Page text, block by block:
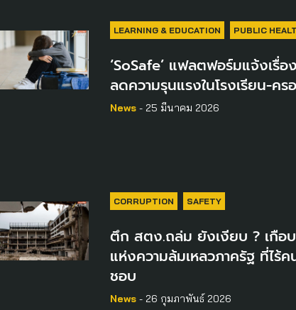
LEARNING & EDUCATION PUBLIC
‘SoSafe’ แฟลตฟอร์มแจ้งเรื่
ลดความรุนแรงในโรงเรียน-คร
News- 25 มีนาคม 2026
CORRUPTION SAFETY
ตึก สตง.ถล่ม ยังเงียบ ? เกือ
แห่งความล้มเหลวภาครัฐ ที่ไร้
ชอบ
News- 26 กุมภาพันธ์ 2026